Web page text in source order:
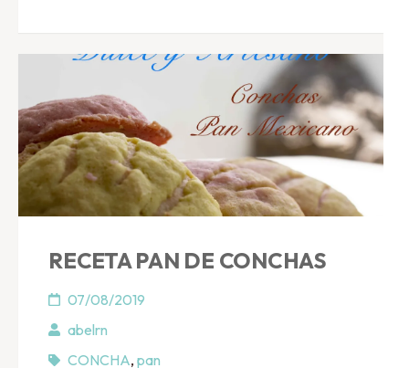
RECETA PAN DE CONCHAS
07/08/2019
abelrn
CONCHA, pan